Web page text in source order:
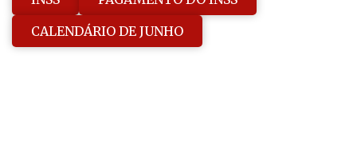
CALENDÁRIO DE JUNHO